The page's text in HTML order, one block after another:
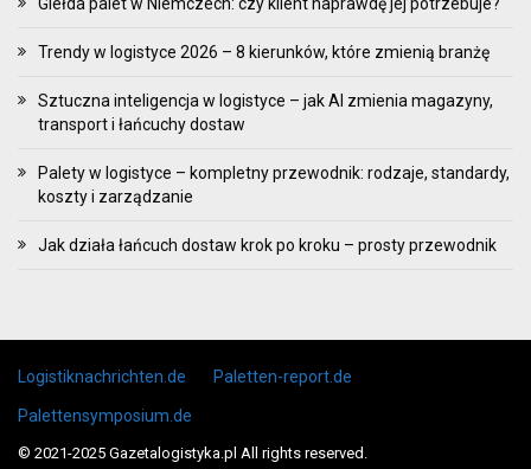
Trendy w logistyce 2026 – 8 kierunków, które zmienią branżę
Sztuczna inteligencja w logistyce – jak AI zmienia magazyny,
transport i łańcuchy dostaw
Palety w logistyce – kompletny przewodnik: rodzaje, standardy,
koszty i zarządzanie
Jak działa łańcuch dostaw krok po kroku – prosty przewodnik
Skip to content
Logistiknachrichten.de Paletten-report.de
Palettensymposium.de
© 2021-2025 Gazetalogistyka.pl All rights reserved.